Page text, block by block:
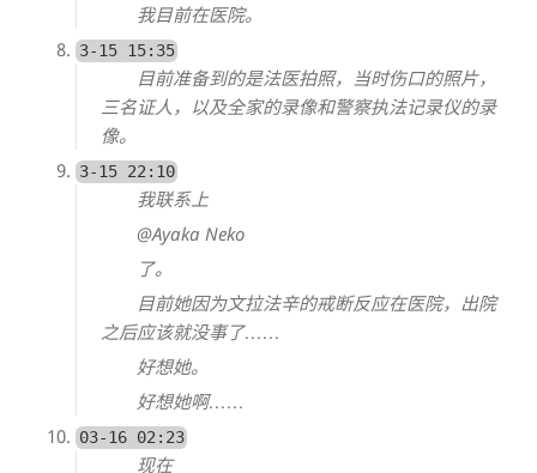
我目前在医院。
3-15 15:35
目前准备到的是法医拍照，当时伤口的照片，
三名证人，以及全家的录像和警察执法记录仪的录
像。
3-15 22:10
我联系上
@Ayaka Neko
了。
目前她因为文拉法辛的戒断反应在医院，出院
之后应该就没事了……
好想她。
好想她啊……
03-16 02:23
现在